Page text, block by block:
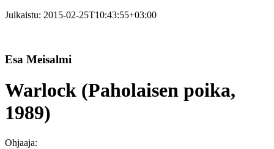
Julkaistu: 2015-02-25T10:43:55+03:00
Esa Meisalmi
Warlock (Paholaisen poika,
1989)
Ohjaaja: